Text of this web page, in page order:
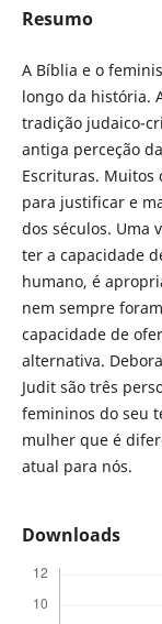
Resumo
A Bíblia e o
longo da história.
tradição judaico-
antiga perceção
Escrituras. Muitos
para justificar e
dos séculos. Uma
ter a capacidade
humano, é
nem sempre
capacidade de
alternativa.
Judit são três
femininos do seu
mulher que é
atual para nós.
Downloads